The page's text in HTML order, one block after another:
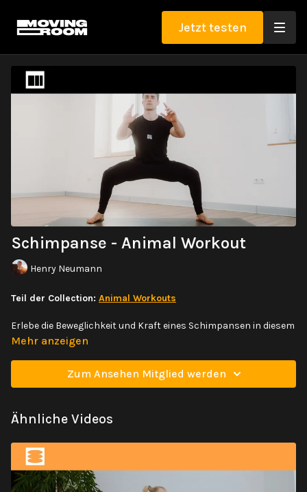
Jetzt testen
Schimpanse - Animal Workout
Henry Neumann
Teil der Collection: Animal Workouts
Erlebe die Beweglichkeit und Kraft eines Schimpansen in diesem
Animal Workout. Während dieser Klasse wirst du spielerisch
Mehr anzeigen
Zum Ansehen Mitglied werden
Ähnliche Videos